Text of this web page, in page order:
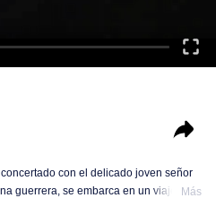
con el delicado joven señor
guerrera, se embarca en un viaje
Más